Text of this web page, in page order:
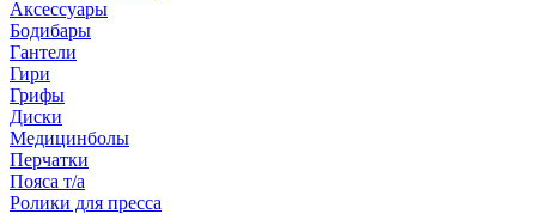
Аксессуары
Бодибары
Гантели
Гири
Грифы
Диски
Медицинболы
Перчатки
Пояса т/а
Ролики для пресса